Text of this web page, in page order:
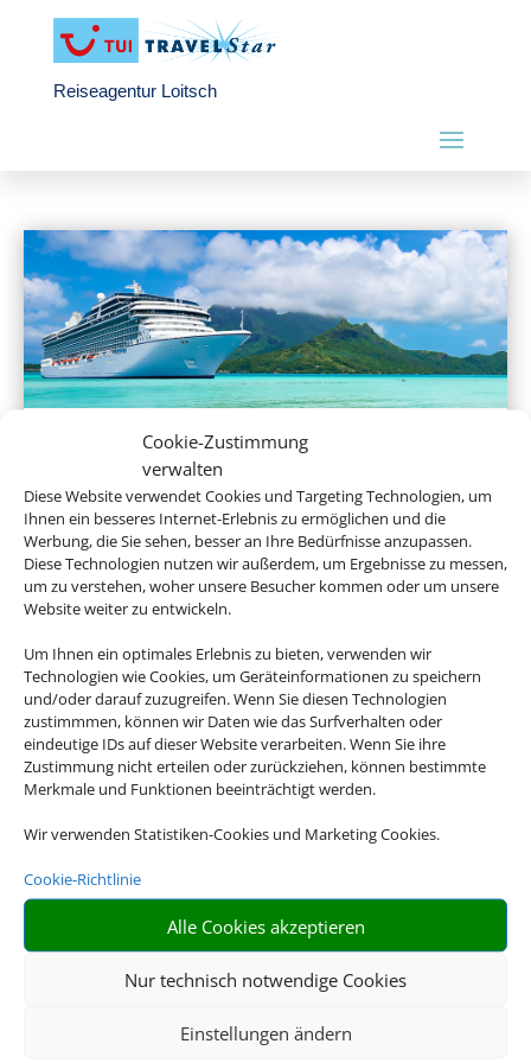
Cookie-Zustimmung
verwalten
Diese Website verwendet Cookies und Targeting Technologien, um
Ihnen ein besseres Internet-Erlebnis zu ermöglichen und die
Werbung, die Sie sehen, besser an Ihre Bedürfnisse anzupassen.
Diese Technologien nutzen wir außerdem, um Ergebnisse zu messen,
um zu verstehen, woher unsere Besucher kommen oder um unsere
Website weiter zu entwickeln.
Um Ihnen ein optimales Erlebnis zu bieten, verwenden wir
Technologien wie Cookies, um Geräteinformationen zu speichern
und/oder darauf zuzugreifen. Wenn Sie diesen Technologien
zustimmmen, können wir Daten wie das Surfverhalten oder
eindeutige IDs auf dieser Website verarbeiten. Wenn Sie ihre
Zustimmung nicht erteilen oder zurückziehen, können bestimmte
Merkmale und Funktionen beeinträchtigt werden.
Wir verwenden Statistiken-Cookies und Marketing Cookies.
Cookie-Richtlinie
Alle Cookies akzeptieren
Nur technisch notwendige Cookies
Einstellungen ändern
Reiseagentur Loitsch
Hochseekreuzfahrten
Flusskreuzfahrten
Empfehlungen für Ihre Reise